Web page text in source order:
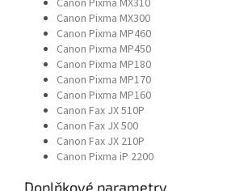
Canon Pixma MX310
Canon Pixma MX300
Canon Pixma MP460
Canon Pixma MP450
Canon Pixma MP180
Canon Pixma MP170
Canon Pixma MP160
Canon Fax JX 510P
Canon Fax JX 500
Canon Fax JX 210P
Canon Pixma iP 2200
Doplňkové parametry